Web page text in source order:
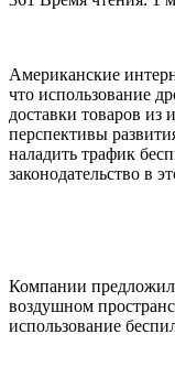
Американские
что использование
доставки товаров из
перспективы
наладить трафик
законодательство в
Компании
воздушном
использование